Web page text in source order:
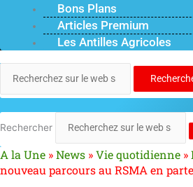
Bons Plans
Articles Premium
Les Antilles Agricoles
Rechercher
A la Une »News »Vie quotidienne »
nouveau parcours au RSMA en